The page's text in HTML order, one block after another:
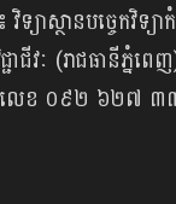
វិទ្យាស្ថាន​បច្ចេកវិទ្
ាជីវៈ (រាជធានីភ្នំព
ាមលេខ ០៩២ ៦២